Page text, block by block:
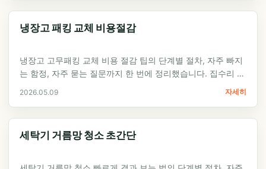
냉장고 패킹 교체 비용절감
냉장고 고무패킹 교체 비용 절감 팁의 단계별 절차, 자주 빠지
는 함정, 자주 묻는 질문까지 한 번에 정리했습니다. 집수리 셀
2026.05.09 자세히
세탁기 거름망 청소 초간단